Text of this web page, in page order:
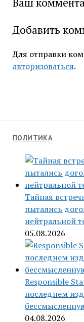
ПОЛИТИКА
Тайная
пытались
нейтральной
05.08.2026
Responsible
последнем
04.08.2026
Добавить
Для отправки
авторизоваться.